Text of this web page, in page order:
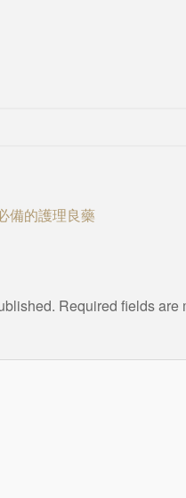
備的護理良藥
Required fields are